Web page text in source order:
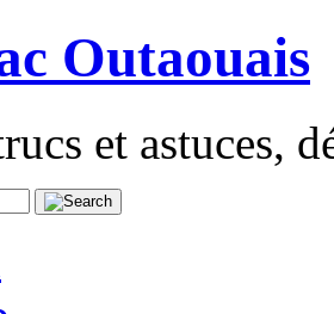
Outaouais
et astuces,